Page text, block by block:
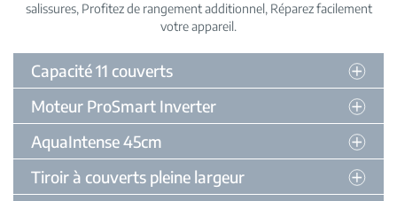
salissures Profitez de rangement additionnel Réparez facilement
votre appareil
Capacité 11 couverts
Moteur ProSmart Inverter
AquaIntense 45cm
Tiroir à couverts pleine largeur